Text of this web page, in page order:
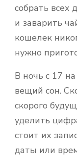
собрать всех
и заварить
кошелек
нужно
В ночь с 17
вещий сон.
скорого
уделить
стоит их
даты или